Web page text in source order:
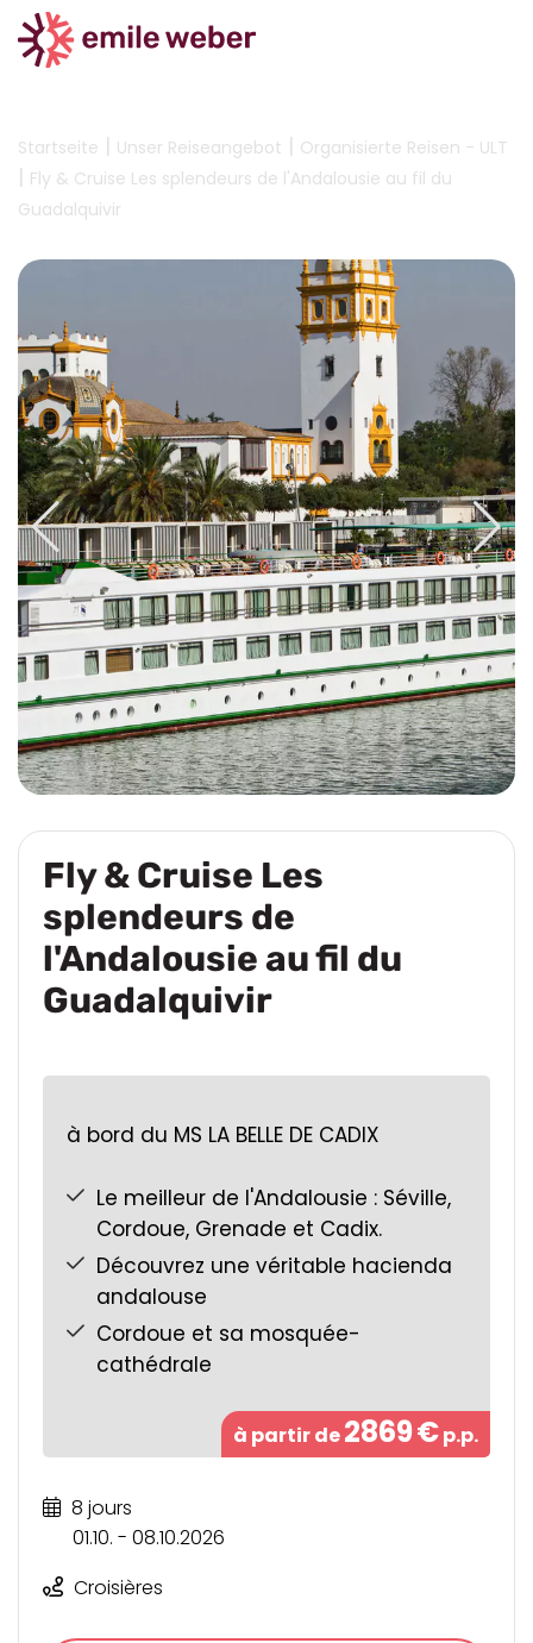
Startseite | Unser Reiseangebot | Organisierte Reisen - ULT
| Fly & Cruise Les splendeurs de l'Andalousie au fil du
Guadalquivir
Fly & Cruise Les
splendeurs de
l'Andalousie au fil du
Guadalquivir
à bord du MS LA BELLE DE CADIX
Le meilleur de l'Andalousie : Séville,
Cordoue, Grenade et Cadix.
Découvrez une véritable hacienda
andalouse
Cordoue et sa mosquée-
cathédrale
à partir de2869€p.p.
8 jours
01.10. - 08.10.2026
Croisières